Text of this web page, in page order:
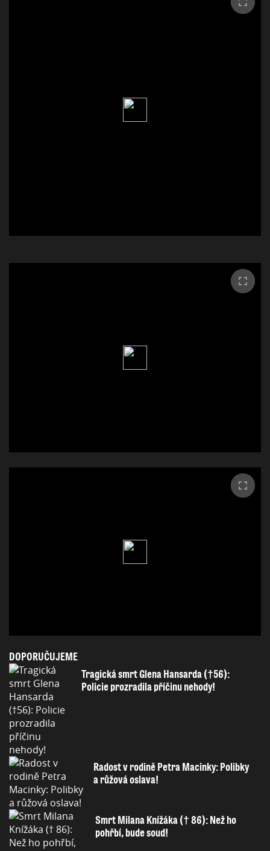
DOPORUČUJEME
Tragická smrt Glena Hansarda (†56):
Policie prozradila příčinu nehody!
Radost v rodině Petra Macinky: Polibky
a růžová oslava!
Smrt Milana Knížáka († 86): Než ho
pohřbí, bude soud!